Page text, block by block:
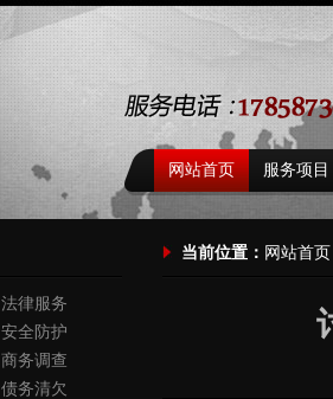
网站首页 服务项目
法律服务
安全防护
商务调查
债务清欠
当前位置： 网站首页